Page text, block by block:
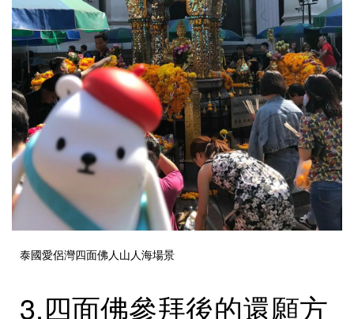
泰國愛侶灣四面佛人山人海場景
3.四面佛參拜後的還願方